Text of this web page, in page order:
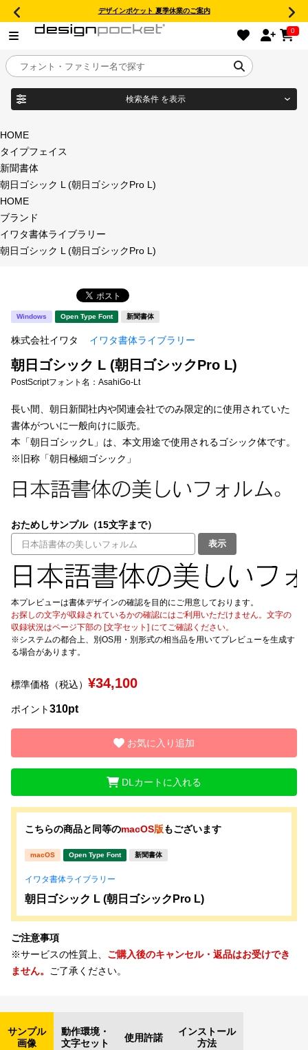
デザインポケット 夏季休業のご案内
0
目的別フォントガイド
特集
年間ライセンス商品
新着一覧
カート
マイページ
お気に入り
ご利用ガイド
よくあるご質問
お問い合わせ
検索条件 を表示
商品名
フォント形式
タイプフェイス
明朝体
宋朝体
教科書体 行書体
草書体
江戸文字
すべてを表示
太さ・ウェイト
セット or 単体
文字種類
価格帯
リセット 検索
HOME
タイプフェイス
新聞書体
朝日ゴシック L (朝日ゴシックPro L)
HOME
ブランド
イワタ書体ライブラリー
朝日ゴシック L (朝日ゴシックPro L)
Windows Open Type Font 新聞書体
株式会社イワタ イワタ書体ライブラリー
朝日ゴシック L (朝日ゴシックPro L)
PostScriptフォント名： AsahiGo-Lt
長い間、朝日新聞社内や関連会社でのみ限定的に使用されていた
書体がついに一般向けに販売。
本「朝日ゴシックL」は、本文用途で使用されるゴシック体です。
※旧称「朝日極細ゴシック」
おためしサンプル（15文字まで）
表示
本プレビューは書体デザインの確認を目的にご用意しております。
お探しの文字が収録されているかの確認にはご利用いただけません。文字の
収録状況はページ下部の [文字セット] にてご確認ください。
※システムの都合上、別OS用・別形式の相当品を用いてプレビューを生成す
る場合があります。
標準価格（税込） ¥34,100
ポイント310pt
お気に入り追加
DLカートに入れる
こちらの商品と同等のmacOS版もございます
macOS Open Type Font 新聞書体
イワタ書体ライブラリー
朝日ゴシック L (朝日ゴシックPro L)
ご注意事項
※サービスの性質上、 ご購入後のキャンセル・返品はお受けでき
ません。 ご了承ください。
サンプル
画像
動作環境・
文字セット
使用許諾
インストール
方法